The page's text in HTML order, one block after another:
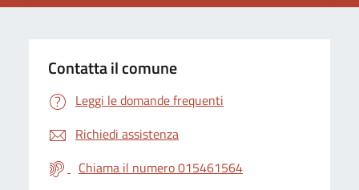
Contatta il comune
Leggi le domande frequenti
Richiedi assistenza
Chiama il numero 015461564